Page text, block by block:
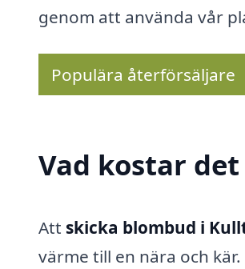
genom att använda vår
Populära återförsäljare
Vad kostar
Att skicka blombud i
värme till en nära och